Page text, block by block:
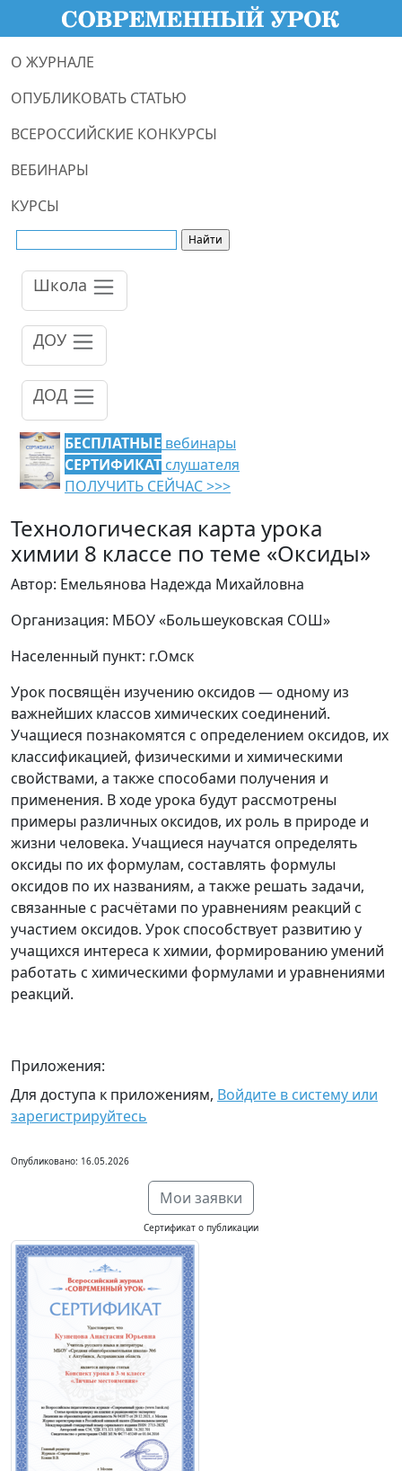
О ЖУРНАЛЕ
ОПУБЛИКОВАТЬ СТАТЬЮ
ВСЕРОССИЙСКИЕ КОНКУРСЫ
ВЕБИНАРЫ
КУРСЫ
Школа
ДОУ
ДОД
БЕСПЛАТНЫЕ вебинары
СЕРТИФИКАТ слушателя
ПОЛУЧИТЬ СЕЙЧАС >>>
Технологическая карта урока
химии 8 классе по теме «Оксиды»
Автор: Емельянова Надежда Михайловна
Организация: МБОУ «Большеуковская СОШ»
Населенный пункт: г.Омск
Урок посвящён изучению оксидов — одному из
важнейших классов химических соединений.
Учащиеся познакомятся с определением оксидов, их
классификацией, физическими и химическими
свойствами, а также способами получения и
применения. В ходе урока будут рассмотрены
примеры различных оксидов, их роль в природе и
жизни человека. Учащиеся научатся определять
оксиды по их формулам, составлять формулы
оксидов по их названиям, а также решать задачи,
связанные с расчётами по уравнениям реакций с
участием оксидов. Урок способствует развитию у
учащихся интереса к химии, формированию умений
работать с химическими формулами и уравнениями
реакций.
Приложения:
Для доступа к приложениям, Войдите в систему или
зарегистрируйтесь
Опубликовано: 16.05.2026
Мои заявки
Сертификат о публикации